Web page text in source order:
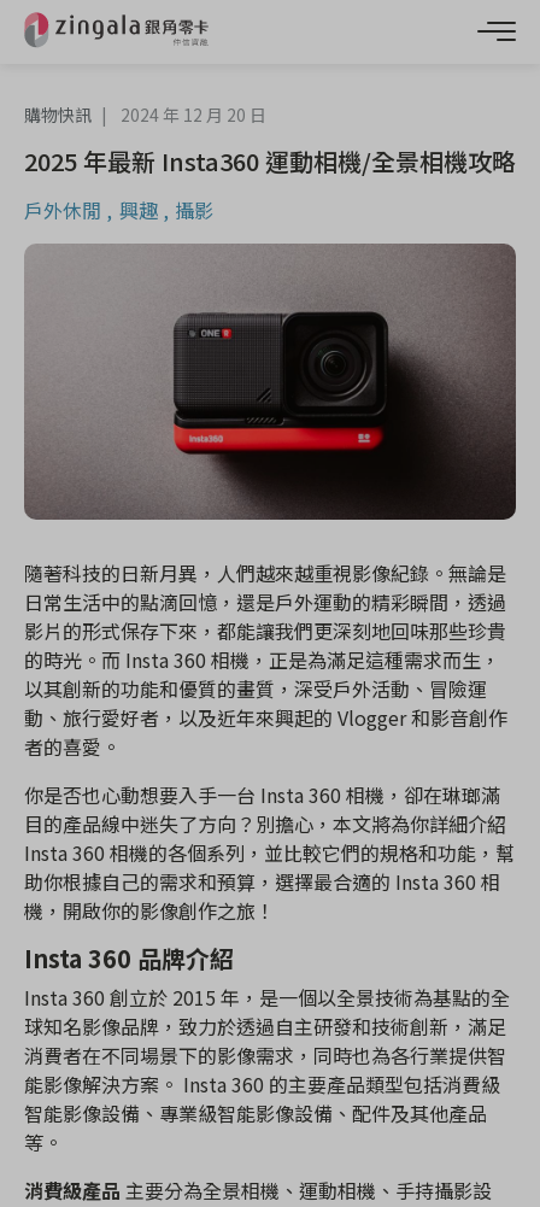
購物快訊 2024 年 12 月 20 日
2025 年最新 Insta360 運動相機/全景相機攻略
戶外休閒 興趣 攝影
隨著科技的日新月異，人們越來越重視影像紀錄。無論是
日常生活中的點滴回憶，還是戶外運動的精彩瞬間，透過
影片的形式保存下來，都能讓我們更深刻地回味那些珍貴
的時光。而 Insta 360 相機，正是為滿足這種需求而生，
以其創新的功能和優質的畫質，深受戶外活動、冒險運
動、旅行愛好者，以及近年來興起的 Vlogger 和影音創作
者的喜愛。
你是否也心動想要入手一台 Insta 360 相機，卻在琳瑯滿
目的產品線中迷失了方向？別擔心，本文將為你詳細介紹
Insta 360 相機的各個系列，並比較它們的規格和功能，幫
助你根據自己的需求和預算，選擇最合適的 Insta 360 相
機，開啟你的影像創作之旅！
Insta 360 品牌介紹
Insta 360 創立於 2015 年，是一個以全景技術為基點的全
球知名影像品牌，致力於透過自主研發和技術創新，滿足
消費者在不同場景下的影像需求，同時也為各行業提供智
能影像解決方案。 Insta 360 的主要產品類型包括消費級
智能影像設備、專業級智能影像設備、配件及其他產品
等。
消費級產品 主要分為全景相機、運動相機、手持攝影設